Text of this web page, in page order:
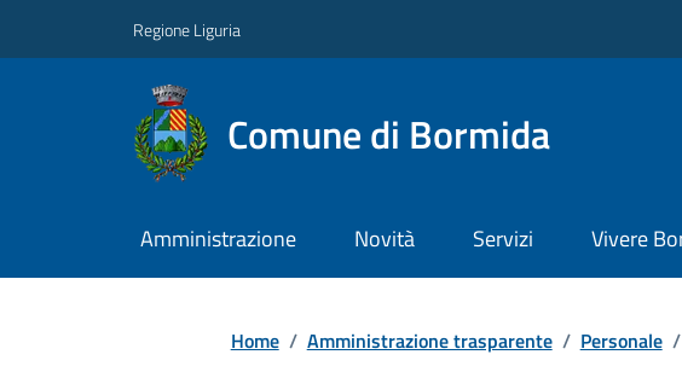
Regione Liguria
Comune di Bormida
Amministrazione Novità Servizi Vivere
Home / Amministrazione trasparente / Personale /